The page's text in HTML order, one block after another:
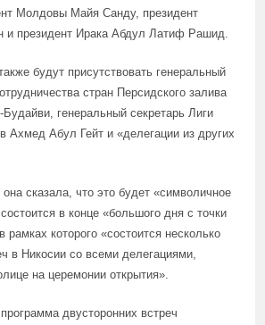
Молдовы Майя Санду, президент
и президент Ирака Абдул Латиф Рашид.
будут присутствовать генеральный
стран Персидского залива
генеральный секретарь Лиги
Ахмед Абул Гейт и «делегации из других
сказала, что это будет «символичное
в конце «большого дня с точки
рамках которого «состоится несколько
в Никосии со всеми делегациями,
на церемонии открытия».
двусторонних встреч